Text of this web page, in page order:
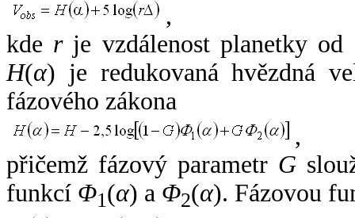
,
kde rje vzdálenost planetky od
H(α) je redukovaná hvězdná
fázového zákona
,
přičemž fázový parametr G
funkcí Φ1(α) a Φ2(α). Fázovou